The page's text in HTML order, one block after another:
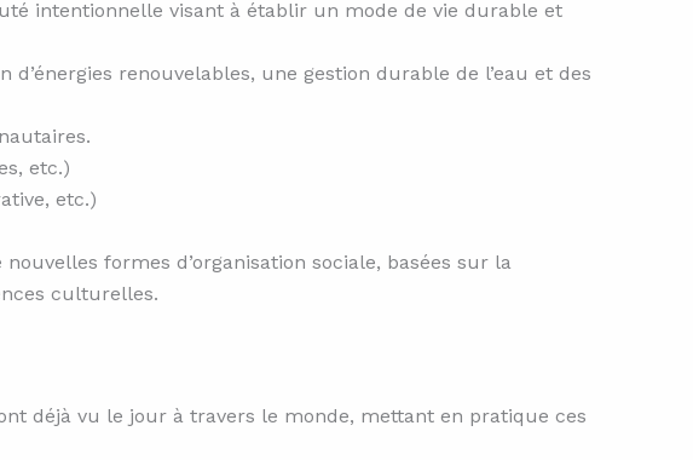
intentionnelle visant à établir un mode de vie durable et
renouvelables, une gestion durable de l’eau et des
etc.)
etc.)
formes d’organisation sociale, basées sur la
culturelles.
déjà vu le jour à travers le monde, mettant en pratique ces